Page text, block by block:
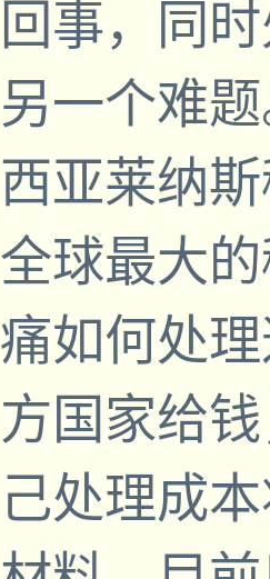
回事，同
另一个难
西亚莱纳
全球最大
痛如何处
方国家给
己处理成